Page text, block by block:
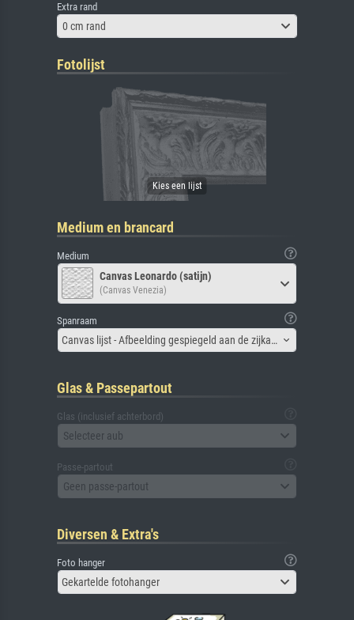
Extra rand
0 cm rand
Fotolijst
Medium en brancard
Medium
Canvas Leonardo (satijn)
(Canvas Venezia)
Spanraam
Canvas lijst - Afbeelding gespiegeld aan de zijkant
Glas & Passepartout
Glas (inclusief achterbord)
Selecteer aub
Passe-partout
Geen passe-partout
Diversen & Extra's
Foto hanger
Gekartelde fotohanger